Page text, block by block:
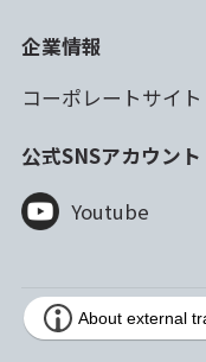
企業情報
コーポレートサイ
公式SNSアカウント
Youtube
Copyright © 2023